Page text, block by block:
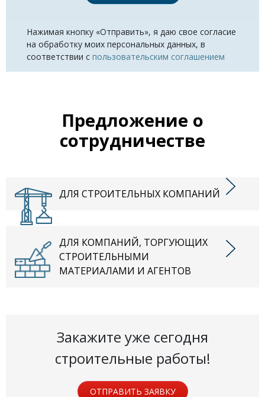
Нажимая кнопку «Отправить», я даю свое согласие
на обработку моих персональных данных, в
соответствии с пользовательским соглашением
Предложение о
сотрудничестве
ДЛЯ СТРОИТЕЛЬНЫХ КОМПАНИЙ
ДЛЯ КОМПАНИЙ, ТОРГУЮЩИХ
СТРОИТЕЛЬНЫМИ
МАТЕРИАЛАМИ И АГЕНТОВ
Закажите уже сегодня
строительные работы!
ОТПРАВИТЬ ЗАЯВКУ